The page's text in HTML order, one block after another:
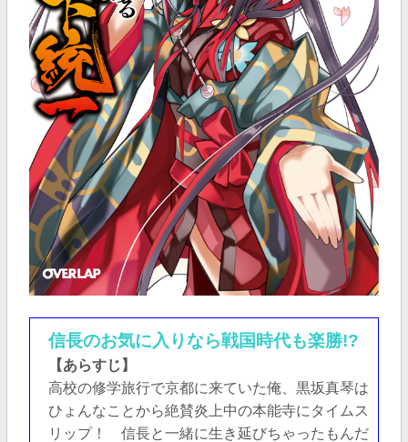
信長のお気に入りなら戦国時代も楽勝!?
【あらすじ】
高校の修学旅行で京都に来ていた俺、黒坂真琴は
ひょんなことから絶賛炎上中の本能寺にタイムス
リップ！ 信長と一緒に生き延びちゃったもんだ